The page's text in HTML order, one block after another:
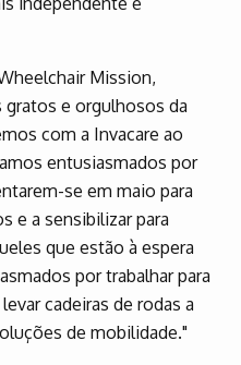
Mission,
e orgulhosos da
com a Invacare ao
entusiasmados por
se em maio para
e a sensibilizar para
que estão à espera
por trabalhar para
cadeiras de rodas a
de mobilidade."